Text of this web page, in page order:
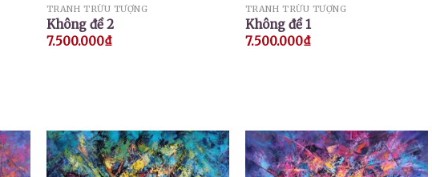
TRANH TRỪU TƯỢNG
Không đề 2
7.500.000₫
TRANH TRỪU TƯỢNG
Không đề 1
7.500.000₫